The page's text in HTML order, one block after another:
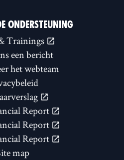
ONDERSTEUNING
Trainings
een bericht
het webteam
Report
Report
Report
map